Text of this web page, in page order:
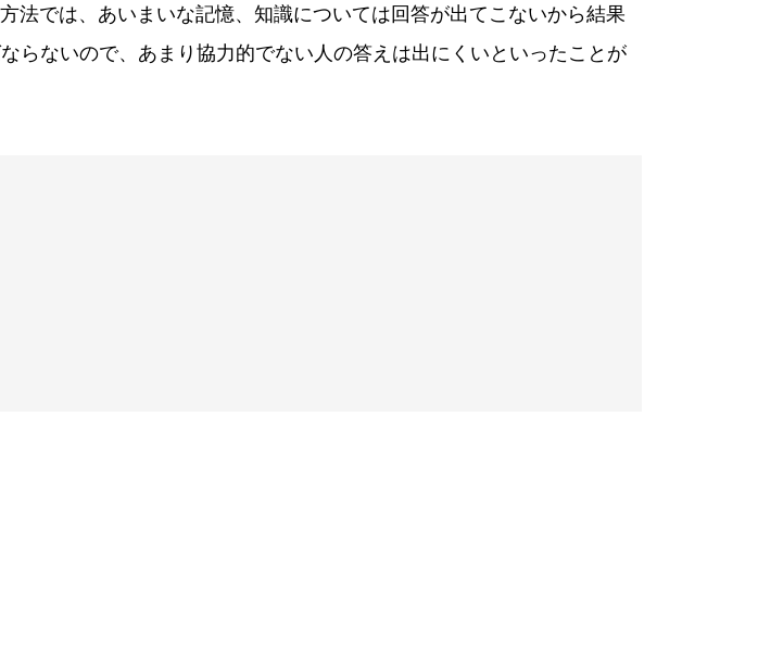
法では、あいまいな記憶、知識については回答が出てこないから結果
らないので、あまり協力的でない人の答えは出にくいといったことが